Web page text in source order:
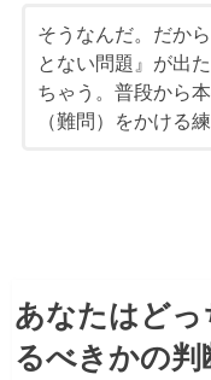
そうなんだ。だか
とない問題』が出
ちゃう。普段から
（難問）をかける
あなたはど
るべきかの判